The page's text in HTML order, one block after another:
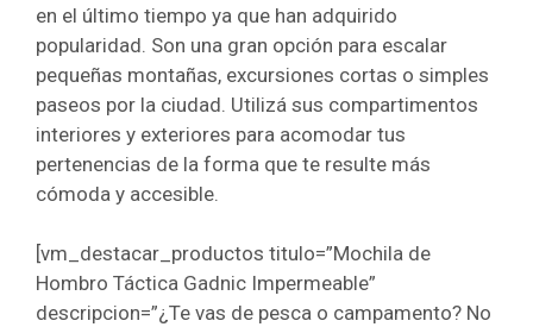
en el último tiempo ya que han adquirido
popularidad. Son una gran opción para escalar
pequeñas montañas, excursiones cortas o simples
paseos por la ciudad. Utilizá sus compartimentos
interiores y exteriores para acomodar tus
pertenencias de la forma que te resulte más
cómoda y accesible.
[vm_destacar_productos titulo=”Mochila de
Hombro Táctica Gadnic Impermeable”
descripcion=”¿Te vas de pesca o campamento? No